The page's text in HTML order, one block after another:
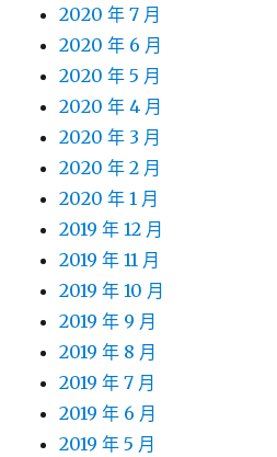
2020 年 7 月
2020 年 6 月
2020 年 5 月
2020 年 4 月
2020 年 3 月
2020 年 2 月
2020 年 1 月
2019 年 12 月
2019 年 11 月
2019 年 10 月
2019 年 9 月
2019 年 8 月
2019 年 7 月
2019 年 6 月
2019 年 5 月